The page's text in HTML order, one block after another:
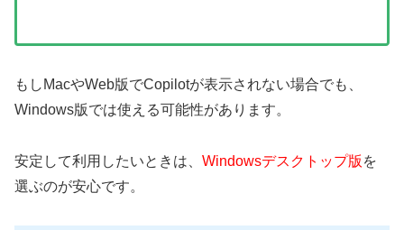
もしMacやWeb版でCopilotが表示されない場合でも、
Windows版では使える可能性があります。
安定して利用したいときは、 Windowsデスクトップ版 を
選ぶのが安心です。